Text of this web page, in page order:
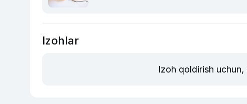
Izohlar
Izoh qoldirish uchun,